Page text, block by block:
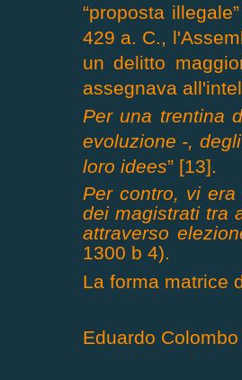
“proposta
429 a. C.,
un delitto
assegnava
Per una trentina
evoluzione -,
loro idees” [13].
Per contro, vi
dei magistrati tra
attraverso
1300 b 4).
La forma matrice
Eduardo Colombo